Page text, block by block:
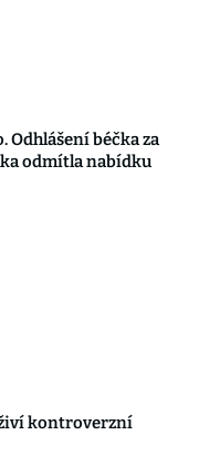
Odhlášení béčka za
odmítla nabídku
kontroverzní